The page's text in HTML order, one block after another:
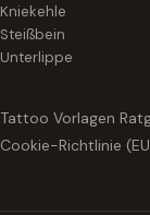
Kniekehle
Steißbein
Unterlippe
Tattoo Vorlagen
Cookie-Richtlinie